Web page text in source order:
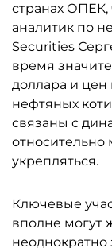
странах ОПЕК,
аналитик по
Securities
время
доллара и цен
нефтяных
связаны с
укрепляться.
Ключевые
вполне могут